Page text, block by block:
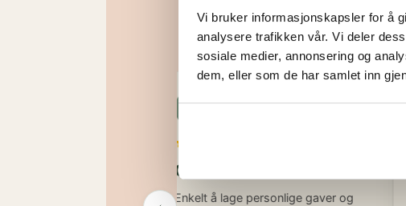
Vi bruker informasjonskapsler for å
analysere trafikken vår. Vi deler
sosiale medier, annonsering og
dem, eller som de har samlet inn
Therese
God handel
Enkelt å lage personlige gaver og